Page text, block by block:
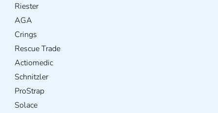
Riester
AGA
Crings
Rescue Trade
Actiomedic
Schnitzler
ProStrap
Solace